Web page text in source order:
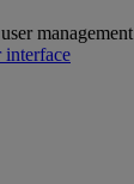
management
interface